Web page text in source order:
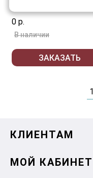
0 р.
В наличии
ЗАКАЗАТЬ
1
КЛИЕНТАМ
МОЙ КАБИНЕТ